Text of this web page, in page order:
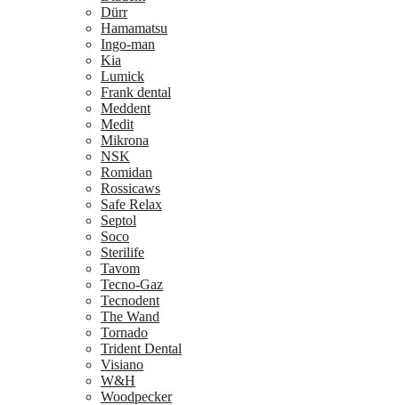
Dürr
Hamamatsu
Ingo-man
Kia
Lumick
Frank dental
Meddent
Medit
Mikrona
NSK
Romidan
Rossicaws
Safe Relax
Septol
Soco
Sterilife
Tavom
Tecno-Gaz
Tecnodent
The Wand
Tornado
Trident Dental
Visiano
W&H
Woodpecker